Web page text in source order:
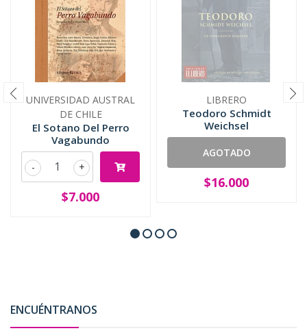
UNIVERSIDAD AUSTRAL
DE CHILE
El Sotano Del Perro
Vagabundo
+
-
$7.000
LIBRERO
Teodoro Schmidt
Weichsel
AGOTADO
$16.000
ENCUÉNTRANOS